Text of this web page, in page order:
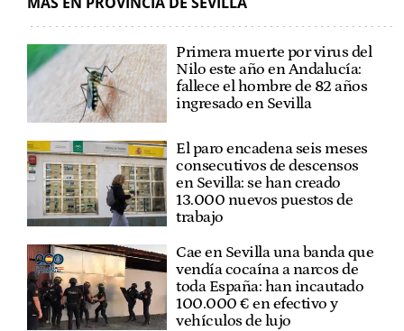
Primera muerte por virus del
Nilo este año en Andalucía:
fallece el hombre de 82 años
ingresado en Sevilla
El paro encadena seis meses
consecutivos de descensos
en Sevilla: se han creado
13.000 nuevos puestos de
trabajo
Cae en Sevilla una banda que
vendía cocaína a narcos de
toda España: han incautado
100.000 € en efectivo y
vehículos de lujo